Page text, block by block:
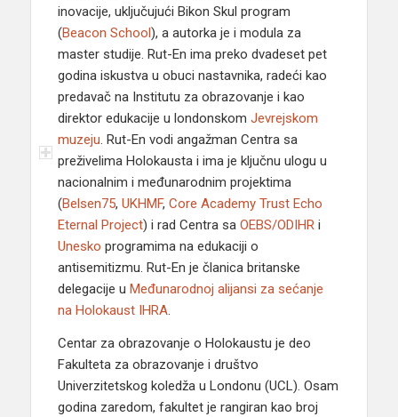
inovacije, uključujući Bikon Skul program
(Beacon School ), a autorka je i modula za
master studije. Rut-En ima preko dvadeset pet
godina iskustva u obuci nastavnika, radeći kao
predavač na Institutu za obrazovanje i kao
direktor edukacije u londonskom Jevrejskom
muzeju. Rut-En vodi angažman Centra sa
preživelima Holokausta i ima je ključnu ulogu u
nacionalnim i međunarodnim projektima
(Belsen75, UKHMF, Core Academy Trust Echo
Eternal Project) i rad Centra sa OEBS/ODIHRi
Unesko programima na edukaciji o
antisemitizmu. Rut-En je članica britanske
delegacije u Međunarodnoj alijansi za sećanje
na Holokaust IHRA.
Centar za obrazovanje o Holokaustu je deo
Fakulteta za obrazovanje i društvo
Univerzitetskog koledža u Londonu (UCL). Osam
godina zaredom, fakultet je rangiran kao broj